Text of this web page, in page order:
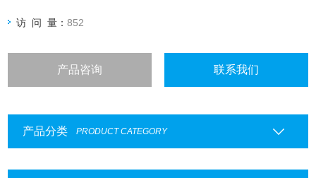
访 问 量：852
产品咨询 联系我们
产品分类 PRODUCT CATEGORY